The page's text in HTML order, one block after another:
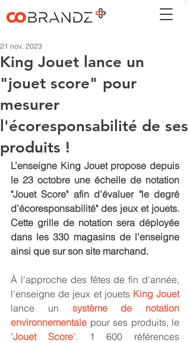
King Jouet lance un
"jouet score" pour
mesurer
l'écoresponsabilité de ses
produits !
21 nov. 2023
L’enseigne King Jouet propose depuis
le 23 octobre une échelle de notation
"Jouet Score" afin d’évaluer "le degré
d’écoresponsabilité" des jeux et jouets.
Cette grille de notation sera déployée
dans les 330 magasins de l'enseigne
ainsi que sur son site marchand.
À l'approche des fêtes de fin d'année,
l'enseigne de jeux et jouets King Jouet
lance un système de notation
environnementale
"Jouet Score". 1 600 références